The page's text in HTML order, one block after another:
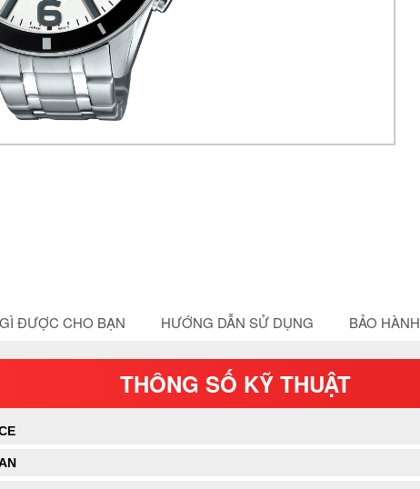
ĐƯỢC CHO BẠN HƯỚNG DẪN SỬ DỤNG BẢO HÀNH
THÔNG SỐ KỸ THUẬT